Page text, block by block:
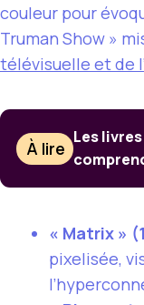
couleur pour
Truman Show »
télévisuelle et de
À lire
Les
« Matrix »
pixelisée,